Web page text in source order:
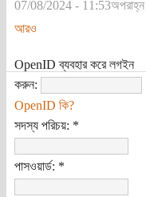
07/08/2024 - 11:53অপরাহ্ন
আরও
OpenID ব্যবহার করে লগইন
করুন:
OpenID কি?
সদস্য পরিচয়: *
পাসওয়ার্ড: *